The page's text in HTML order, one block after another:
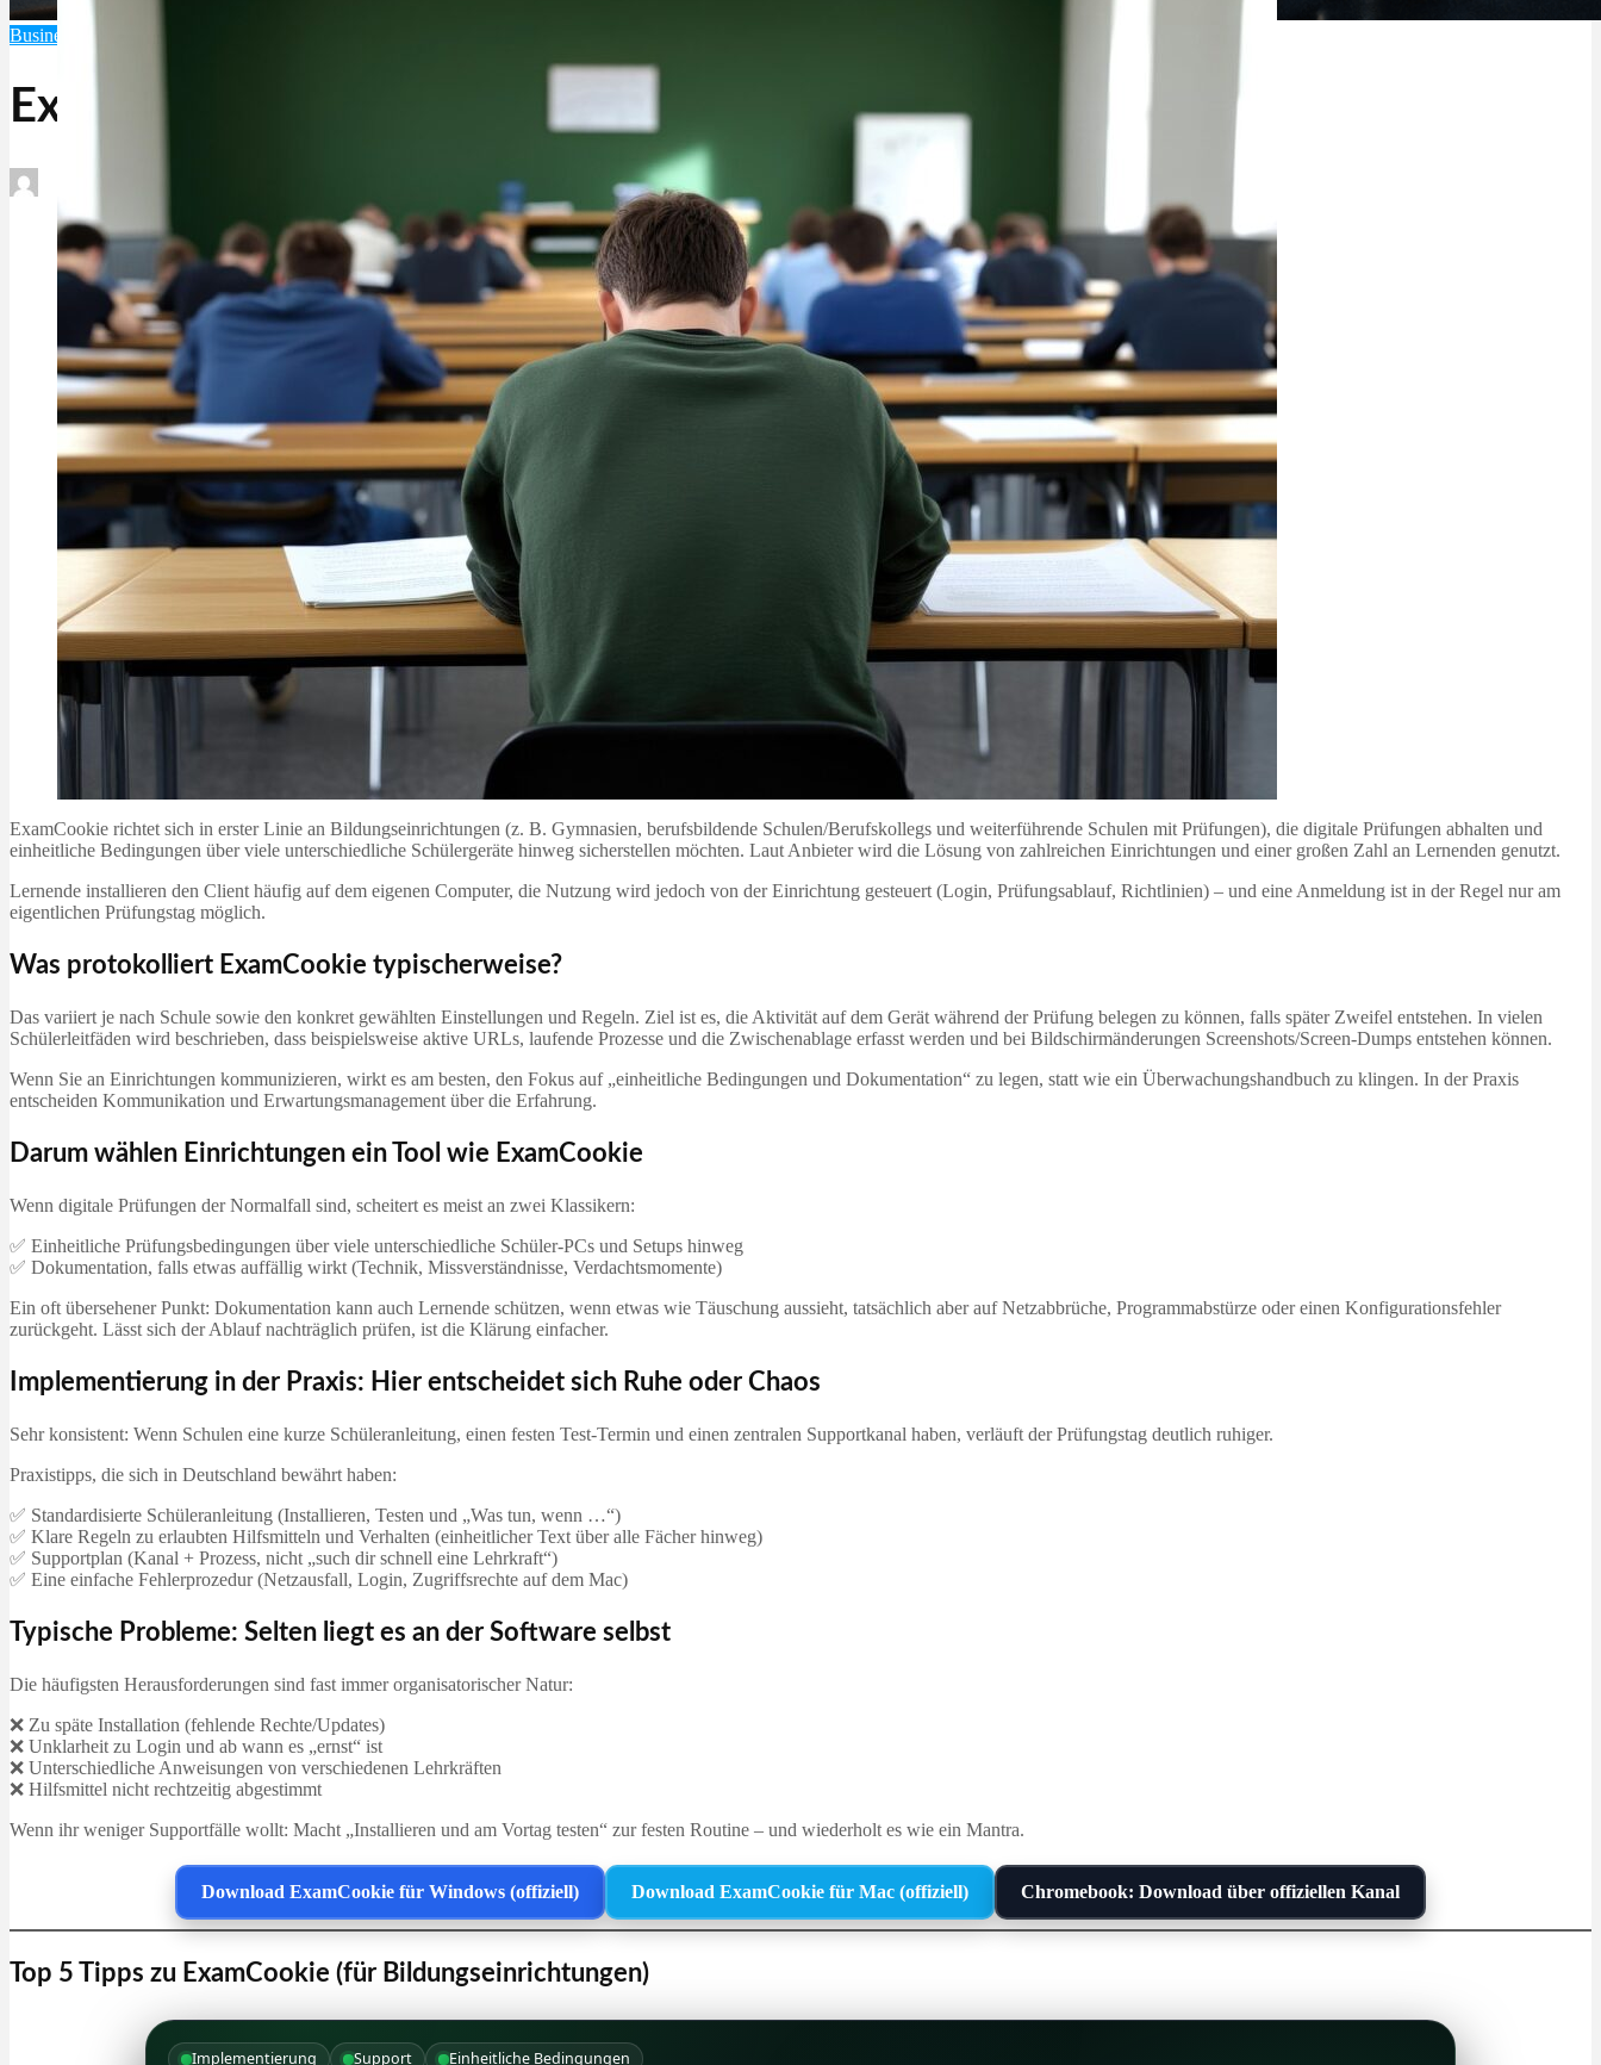
Business & Produktivität
ExamCookie
ExamCookie richtet sich in erster Linie an Bildungseinrichtungen (z. B. Gymnasien, berufsbildende Schulen/Berufskollegs und weiterführende Schulen mit Prüfungen), die digitale Prüfungen abhalten und
einheitliche Bedingungen über viele unterschiedliche Schülergeräte hinweg sicherstellen möchten. Laut Anbieter wird die Lösung von zahlreichen Einrichtungen und einer großen Zahl an Lernenden genutzt.
Lernende installieren den Client häufig auf dem eigenen Computer, die Nutzung wird jedoch von der Einrichtung gesteuert (Login, Prüfungsablauf, Richtlinien) – und eine Anmeldung ist in der Regel nur am
eigentlichen Prüfungstag möglich.
Was protokolliert ExamCookie typischerweise?
Das variiert je nach Schule sowie den konkret gewählten Einstellungen und Regeln. Ziel ist es, die Aktivität auf dem Gerät während der Prüfung belegen zu können, falls später Zweifel entstehen. In vielen
Schülerleitfäden wird beschrieben, dass beispielsweise aktive URLs, laufende Prozesse und die Zwischenablage erfasst werden und bei Bildschirmänderungen Screenshots/Screen-Dumps entstehen können.
Wenn Sie an Einrichtungen kommunizieren, wirkt es am besten, den Fokus auf „einheitliche Bedingungen und Dokumentation“ zu legen, statt wie ein Überwachungshandbuch zu klingen. In der Praxis
entscheiden Kommunikation und Erwartungsmanagement über die Erfahrung.
Darum wählen Einrichtungen ein Tool wie ExamCookie
Wenn digitale Prüfungen der Normalfall sind, scheitert es meist an zwei Klassikern:
✅ Einheitliche Prüfungsbedingungen über viele unterschiedliche Schüler‑PCs und Setups hinweg
✅ Dokumentation, falls etwas auffällig wirkt (Technik, Missverständnisse, Verdachtsmomente)
Ein oft übersehener Punkt: Dokumentation kann auch Lernende schützen, wenn etwas wie Täuschung aussieht, tatsächlich aber auf Netzabbrüche, Programmabstürze oder einen Konfigurationsfehler
zurückgeht. Lässt sich der Ablauf nachträglich prüfen, ist die Klärung einfacher.
Implementierung in der Praxis: Hier entscheidet sich Ruhe oder Chaos
Sehr konsistent: Wenn Schulen eine kurze Schüleranleitung, einen festen Test‑Termin und einen zentralen Supportkanal haben, verläuft der Prüfungstag deutlich ruhiger.
Praxistipps, die sich in Deutschland bewährt haben:
✅ Standardisierte Schüleranleitung (Installieren, Testen und „Was tun, wenn …“)
✅ Klare Regeln zu erlaubten Hilfsmitteln und Verhalten (einheitlicher Text über alle Fächer hinweg)
✅ Supportplan (Kanal + Prozess, nicht „such dir schnell eine Lehrkraft“)
✅ Eine einfache Fehlerprozedur (Netzausfall, Login, Zugriffsrechte auf dem Mac)
Typische Probleme: Selten liegt es an der Software selbst
Die häufigsten Herausforderungen sind fast immer organisatorischer Natur:
❌ Zu späte Installation (fehlende Rechte/Updates)
❌ Unklarheit zu Login und ab wann es „ernst“ ist
❌ Unterschiedliche Anweisungen von verschiedenen Lehrkräften
❌ Hilfsmittel nicht rechtzeitig abgestimmt
Wenn ihr weniger Supportfälle wollt: Macht „Installieren und am Vortag testen“ zur festen Routine – und wiederholt es wie ein Mantra.
Download ExamCookie für Windows (offiziell) Download ExamCookie für Mac (offiziell) Chromebook: Download über offiziellen Kanal
Top 5 Tipps zu ExamCookie (für Bildungseinrichtungen)
Implementierung Support Einheitliche Bedingungen